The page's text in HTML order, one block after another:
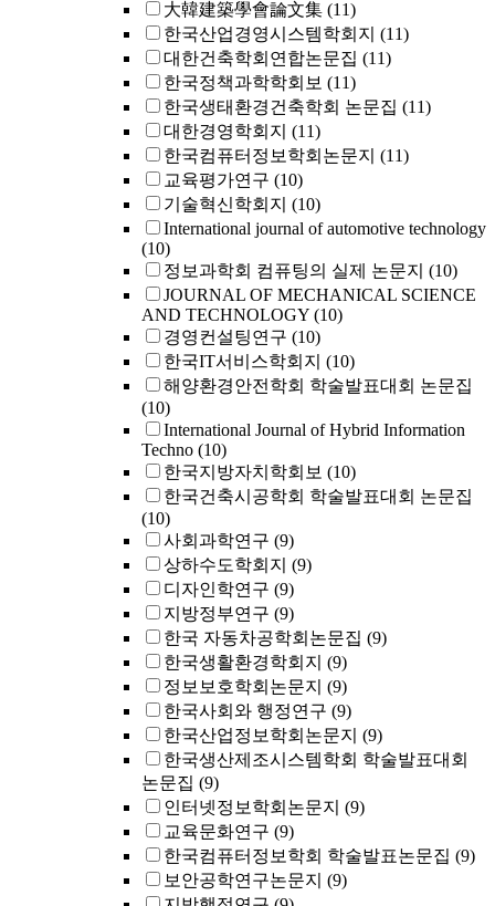
大韓建築學會論文集 (11)
한국산업경영시스템학회지 (11)
대한건축학회연합논문집 (11)
한국정책과학학회보 (11)
한국생태환경건축학회 논문집 (11)
대한경영학회지 (11)
한국컴퓨터정보학회논문지 (11)
교육평가연구 (10)
기술혁신학회지 (10)
International journal of automotive technology
(10)
정보과학회 컴퓨팅의 실제 논문지 (10)
JOURNAL OF MECHANICAL SCIENCE
AND TECHNOLOGY (10)
경영컨설팅연구 (10)
한국IT서비스학회지 (10)
해양환경안전학회 학술발표대회 논문집
(10)
International Journal of Hybrid Information
Techno (10)
한국지방자치학회보 (10)
한국건축시공학회 학술발표대회 논문집
(10)
사회과학연구 (9)
상하수도학회지 (9)
디자인학연구 (9)
지방정부연구 (9)
한국 자동차공학회논문집 (9)
한국생활환경학회지 (9)
정보보호학회논문지 (9)
한국사회와 행정연구 (9)
한국산업정보학회논문지 (9)
한국생산제조시스템학회 학술발표대회
논문집 (9)
인터넷정보학회논문지 (9)
교육문화연구 (9)
한국컴퓨터정보학회 학술발표논문집 (9)
보안공학연구논문지 (9)